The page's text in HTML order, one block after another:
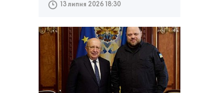
13 липня 2026 18:30